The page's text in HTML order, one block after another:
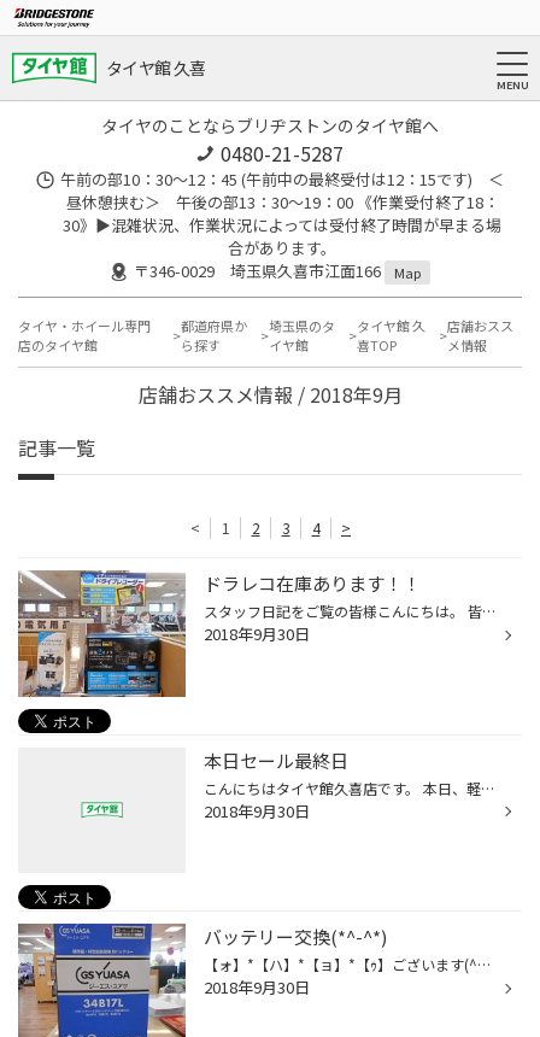
タイヤ館 久喜
タイヤのことならブリヂストンのタイヤ館へ
0480-21-5287
午前の部10：30～12：45 (午前中の最終受付は12：15です) ＜
昼休憩挟む＞ 午後の部13：30～19：00 《作業受付終了18：
30》▶︎混雑状況、作業状況によっては受付終了時間が早まる場
合があります。
〒346-0029 埼玉県久喜市江面166
Map
タイヤ・ホイール専門
店のタイヤ館
都道府県か
ら探す
埼玉県のタ
イヤ館
タイヤ館 久
喜TOP
店舗おスス
メ情報
店舗おススメ情報 / 2018年9月
記事一覧
< 1 2 3 4 >
ドラレコ在庫あります！！
スタッフ日記をご覧の皆様こんにちは。 皆さんのお車はドライブレコーダー付いていますか？ 最近は、危険な運転をするドライバーが事故を起こし 安全運転をしているドライバーが被害を受ける事件が目立っています。 被害にあわないのが一番ですが、万が一のためにもドライブレコーダーで 記録を残す...
2018年9月30日
本日セール最終日
こんにちはタイヤ館久喜店です。 本日、軽・コンパクトカーフェアセールも最終日となります！！ 天候の悪い中ご来店頂き、誠にありがとうございます。 タイヤを始め、カーメンテナンス用品もお買い得となっております。 点検ももちろん無料です！！ 皆様のご来店、スタッフ一同心よりお待ちしており...
2018年9月30日
バッテリー交換(*^-^*)
【ォ】*【ハ】*【ョ】*【ｩ】ございます(^^♪ また台風ですねぇ～(+_+) なんか関東は台風21号よりも風が強いらしいので 皆さん飛散物等には気をつけましょうね！只今当店では台風対策している最中です！ 今日はこれから取り付け作業のご紹介です!(^^)! こちらのバッテリーですが、アイドリングストッ...
2018年9月30日